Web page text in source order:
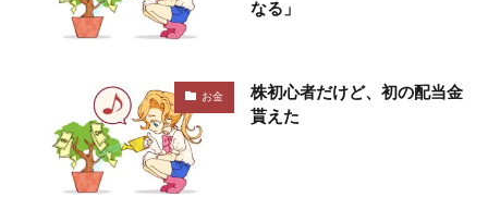
なる」
お金
株初心者だけど、初の配当金
貰えた